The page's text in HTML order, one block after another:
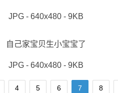
JPG - 640x480 - 9KB
自己家宝贝生小宝宝了
JPG - 640x480 - 9KB
4 5 6 7 8